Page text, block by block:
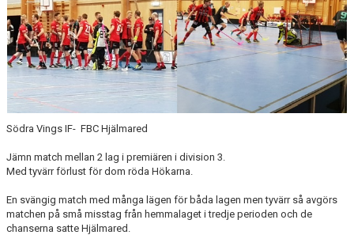
Södra Vings IF- FBC Hjälmared
Jämn match mellan 2 lag i premiären i division 3.
Med tyvärr förlust för dom röda Hökarna.
En svängig match med många lägen för båda lagen men tyvärr så avgörs
matchen på små misstag från hemmalaget i tredje perioden och de
chanserna satte Hjälmared.